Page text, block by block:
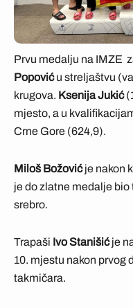
Prvu medalju na IMZE
Popoviću streljaštvu
krugova. Ksenija Jukić
mjesto, a u
Crne Gore (624,9).
Miloš Božovićje nakon
je do zlatne medalje
srebro.
Trapaši Ivo Stanišićje
10. mjestu nakon prvog
takmičara.